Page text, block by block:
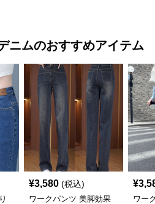
ニムのおすすめアイテム
¥3,580 (税込)
ワークパンツ 美脚効果
¥
ワー